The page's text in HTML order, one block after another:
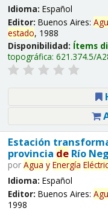
Idioma: Español
Editor: Buenos Aires:
estado, 1988
Disponibilidad: Ítems
topográfica: 621.374.5/
Estación
provincia deRío
por Agua y Energía
Idioma: Español
Editor: Buenos Aires:
1998